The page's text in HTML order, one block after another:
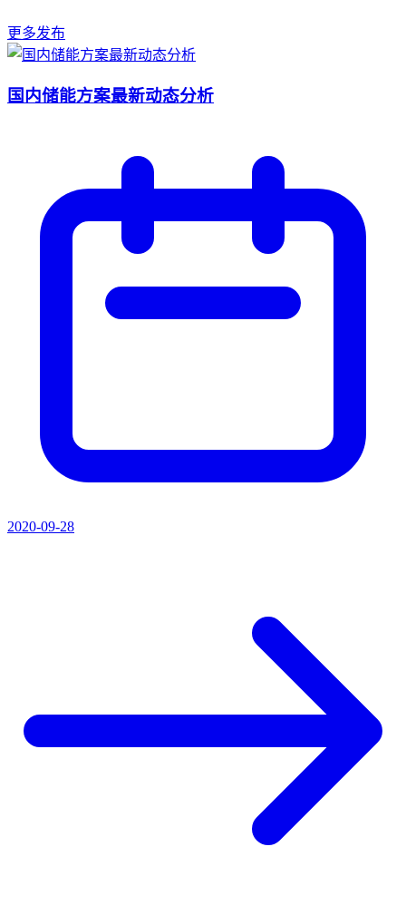
更多发布
国内储能方案最新动态分析
2020-09-28